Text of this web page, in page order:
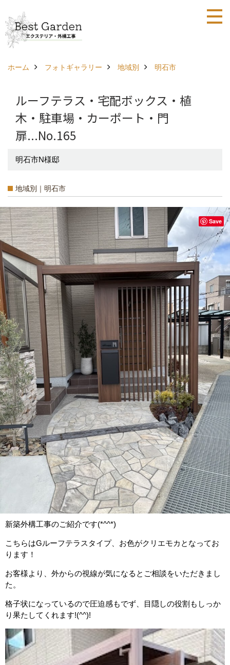
ホーム フォトギャラリー 地域別 明石市
ルーフテラス・宅配ボックス・植
木・駐車場・カーポート・門
扉...No.165
明石市N様邸
地域別｜明石市
新築外構工事のご紹介です(*^^*)
こちらはGルーフテラスタイプ、お色がクリエモカとなってお
ります！
お客様より、外からの視線が気になるとご相談をいただきまし
た。
格子状になっているので圧迫感もでず、目隠しの役割もしっか
り果たしてくれます!(^^)!
Save